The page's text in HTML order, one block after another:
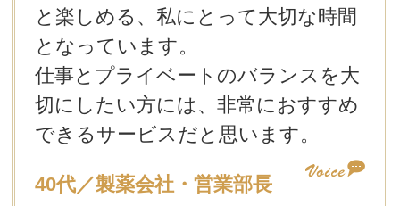
と楽しめる、私にとって大切な時間
となっています。
仕事とプライベートのバランスを大
切にしたい方には、非常におすすめ
できるサービスだと思います。
40代／製薬会社・営業部長